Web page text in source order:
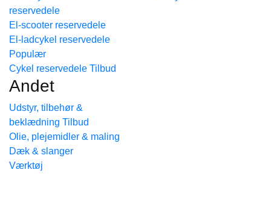
reservedele
El-scooter reservedele
El-ladcykel reservedele
Cykel reservedele
Andet
Udstyr, tilbehør &
beklædning
Olie, plejemidler & maling
Dæk & slanger
Værktøj